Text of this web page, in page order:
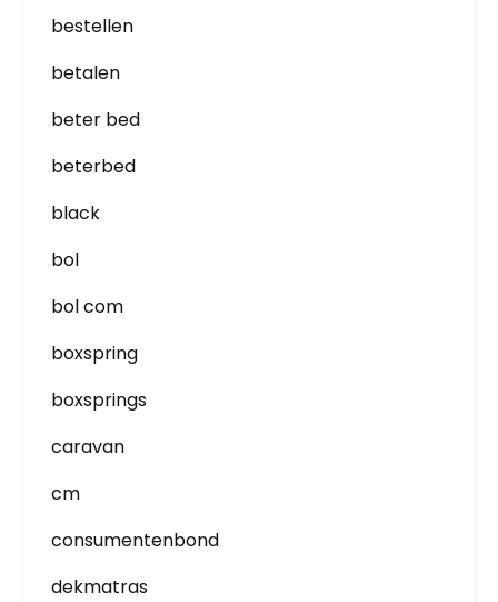
bestellen
betalen
beter bed
beterbed
black
bol
bol com
boxspring
boxsprings
caravan
cm
consumentenbond
dekmatras